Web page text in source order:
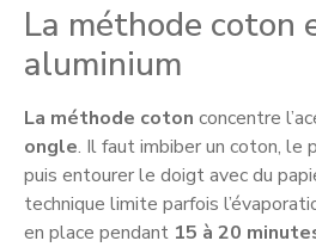
La méthode coton
aluminium
La méthode coton concentre
ongle. Il faut imbiber un coton, le
puis entourer le doigt avec du
technique limite parfois
en place pendant 15 à 20